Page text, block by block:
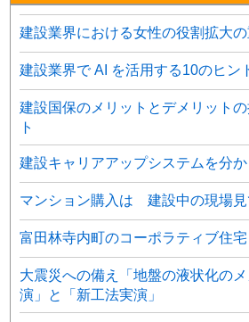
建設業界における女性の役割拡大
建設業界で AI を活用する10のヒン
建設国保のメリットとデメリット
ト
建設キャリアアップシステムを分
マンション購入は 建設中の現場見
富田林寺内町のコーポラティブ住宅
大震災への備え「地盤の液状化の
演」と「新工法実演」